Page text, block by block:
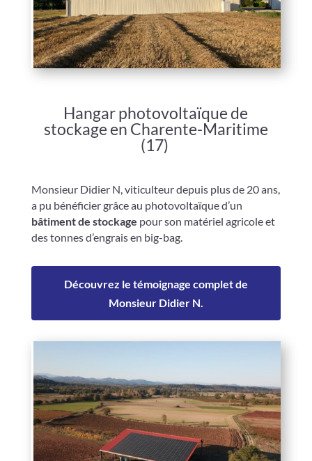
Hangar photovoltaïque de
stockage en Charente-Maritime
(17)
Monsieur Didier N, viticulteur depuis plus de 20 ans,
a pu bénéficier grâce au photovoltaïque d’un
bâtiment de stockage pour son matériel agricole et
des tonnes d’engrais en big-bag.
Découvrez le témoignage complet de
Monsieur Didier N.